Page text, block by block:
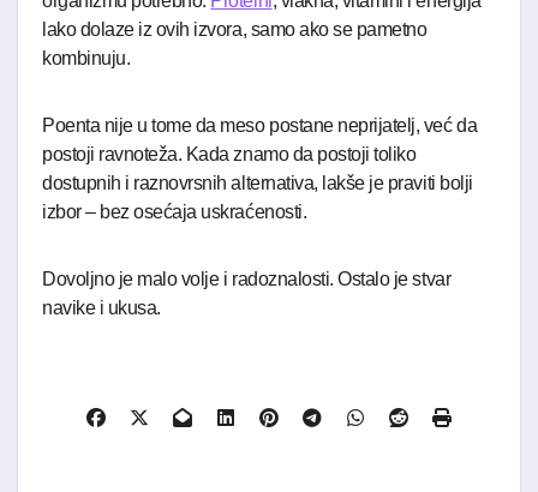
lako dolaze iz ovih izvora, samo ako se pametno
kombinuju.
Poenta nije u tome da meso postane neprijatelj, već da
postoji ravnoteža. Kada znamo da postoji toliko
dostupnih i raznovrsnih alternativa, lakše je praviti bolji
izbor – bez osećaja uskraćenosti.
Dovoljno je malo volje i radoznalosti. Ostalo je stvar
navike i ukusa.